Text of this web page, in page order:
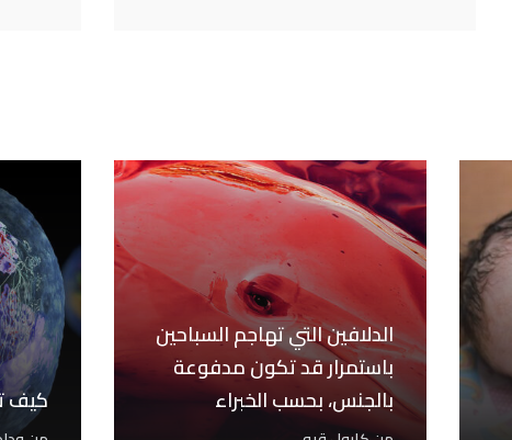
الدلافين التي تهاجم السباحين
باستمرار قد تكون مدفوعة
بالجنس، بحسب الخبراء
كيف